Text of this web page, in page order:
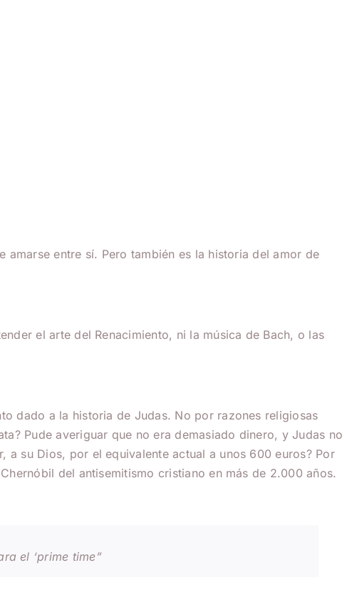
amarse entre sí. Pero también es la historia del amor de
el arte del Renacimiento, ni la música de Bach, o las
dado a la historia de Judas. No por razones religiosas
Pude averiguar que no era demasiado dinero, y Judas no
a su Dios, por el equivalente actual a unos 600 euros? Por
del antisemitismo cristiano en más de 2.000 años.
el ‘prime time”